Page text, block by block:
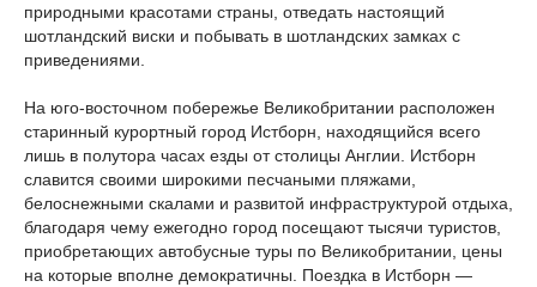
природными красотами страны, отведать настоящий
шотландский виски и побывать в шотландских замках с
приведениями.
На юго-восточном побережье Великобритании расположен
старинный курортный город Истборн, находящийся всего
лишь в полутора часах езды от столицы Англии. Истборн
славится своими широкими песчаными пляжами,
белоснежными скалами и развитой инфраструктурой отдыха,
благодаря чему ежегодно город посещают тысячи туристов,
приобретающих автобусные туры по Великобритании, цены
на которые вполне демократичны. Поездка в Истборн —